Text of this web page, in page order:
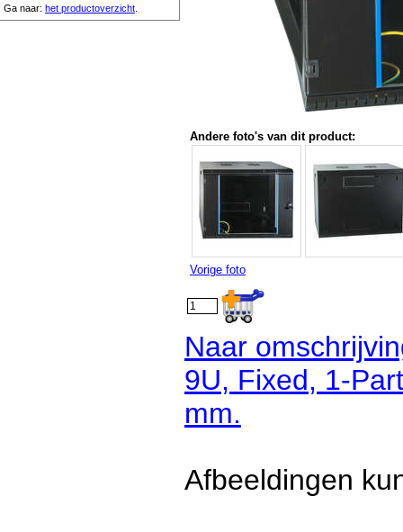
Andere foto's van dit product:
Vorige foto
Naar
9U, Fixed, 1-
mm.
Afbeeldingen
Ga naar: het productoverzicht